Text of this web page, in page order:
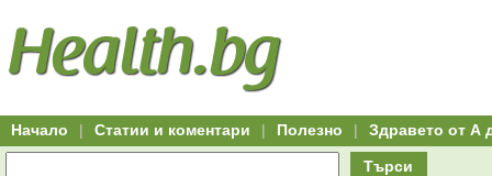
Всички
офети
за
Hitro.bg
Всички
пазаруване
изгодни
оферти
50+
начало
Клуб
Начало | Статии и коментари | Полезно | Здравето от А
Търси